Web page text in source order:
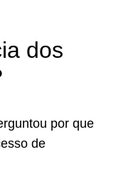
dos
por que
de